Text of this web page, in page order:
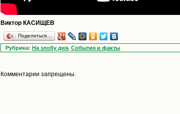
Виктор КАСИЩЕВ
Поделиться…
Рубрика: На злобу дня, События и факты
Комментарии запрещены.